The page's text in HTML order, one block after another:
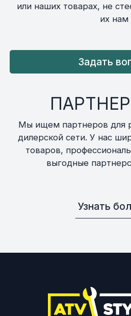
или наших товарах, не
их нам
Задать
Мы ищем партнеров для
дилерской сети. У нас
товаров,
выгодные
Узнать